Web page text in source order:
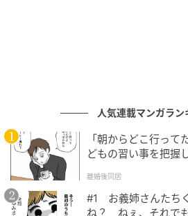
ベビーカレンダー
です。みんなのクチコミ
索、おでかけ情報、離乳
000万人以上。
人気連載マンガラン
「朝からどこ行っ
どもの習い事を把握
離婚後同居
#1 お義姉さんたち
ね？ ねぇ、それで